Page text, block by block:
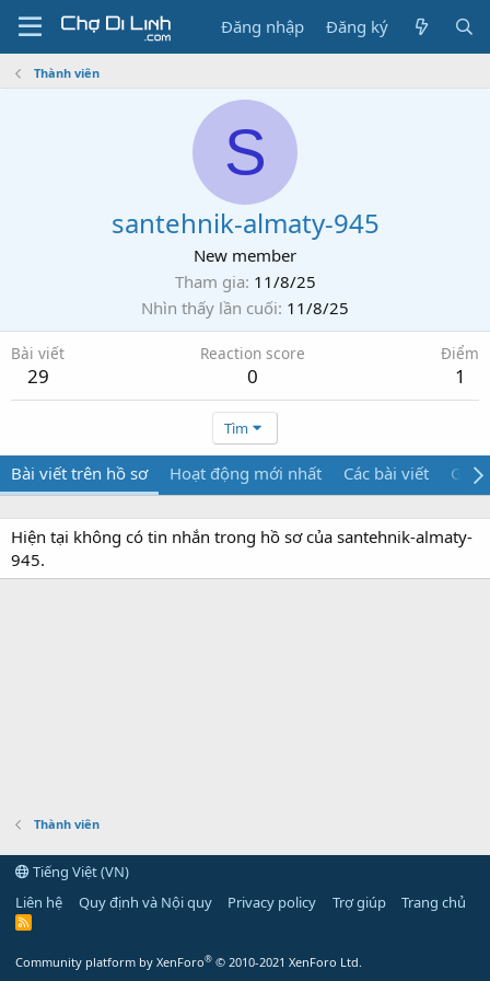
Đăng nhập Đăng ký
Thành viên
S
santehnik-almaty-945
New member
Tham gia 11/8/25
Nhìn thấy lần cuối 11/8/25
Bài viết
29
Reaction score
0
Điểm
1
Tìm
Bài viết trên hồ sơ Hoạt động mới nhất Các bài viết Giới
Hiện tại không có tin nhắn trong hồ sơ của santehnik-almaty-
945.
Thành viên
Tiếng Việt (VN)
Liên hệ
Quy định và Nội quy Privacy policy Trợ giúp Trang chủ
R
Community platform by XenForo® © 2010-2021 XenForo Ltd.